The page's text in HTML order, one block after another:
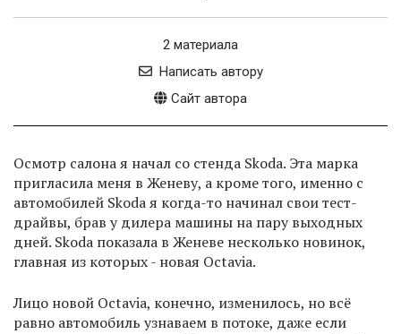
2 материала
Написать автору
Сайт автора
Осмотр салона я начал со стенда Skoda. Эта марка
пригласила меня в Женеву, а кроме того, именно с
автомобилей Skoda я когда-то начинал свои тест-
драйвы, брав у дилера машины на пару выходных
дней. Skoda показала в Женеве несколько новинок,
главная из которых - новая Octavia.
Лицо новой Octavia, конечно, изменилось, но всё
равно автомобиль узнаваем в потоке, даже если